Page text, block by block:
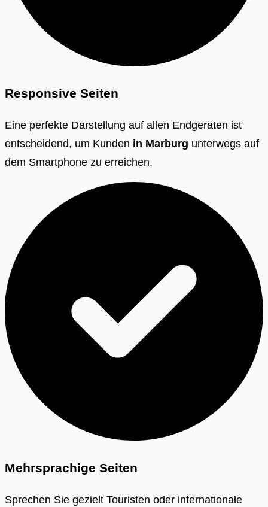
Responsive Seiten
Eine perfekte Darstellung auf allen Endgeräten ist
entscheidend, um Kunden in Marburg unterwegs auf
dem Smartphone zu erreichen.
Mehrsprachige Seiten
Sprechen Sie gezielt Touristen oder internationale